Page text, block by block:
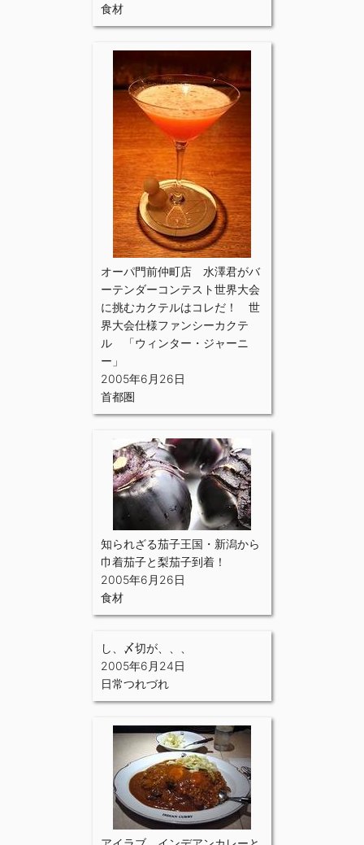
食材
オーパ門前仲町店 水澤君がバ
ーテンダーコンテスト世界大会
に挑むカクテルはコレだ！ 世
界大会仕様ファンシーカクテ
ル 「ウィンター・ジャーニ
ー」
2005年6月26日
首都圏
知られざる茄子王国・新潟から
巾着茄子と梨茄子到着！
2005年6月26日
食材
し、〆切が、、、
2005年6月24日
日常つれづれ